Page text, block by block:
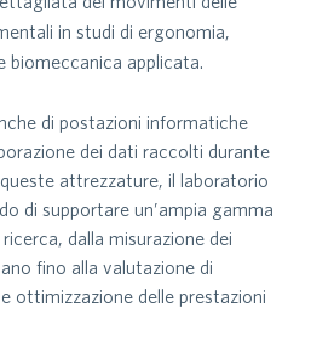
in studi di ergonomia,
biomeccanica applicata.
di postazioni informatiche
dei dati raccolti durante
attrezzature, il laboratorio
di supportare un’ampia gamma
dalla misurazione dei
fino alla valutazione di
ottimizzazione delle prestazioni